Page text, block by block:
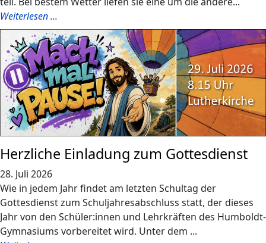
Weiterlesen ...
Herzliche Einladung zum Gottesdienst
28. Juli 2026
Wie in jedem Jahr findet am letzten Schultag der
Gottesdienst zum Schuljahresabschluss statt, der dieses
Jahr von den Schüler:innen und Lehrkräften des Humboldt-
Gymnasiums vorbereitet wird. Unter dem ...